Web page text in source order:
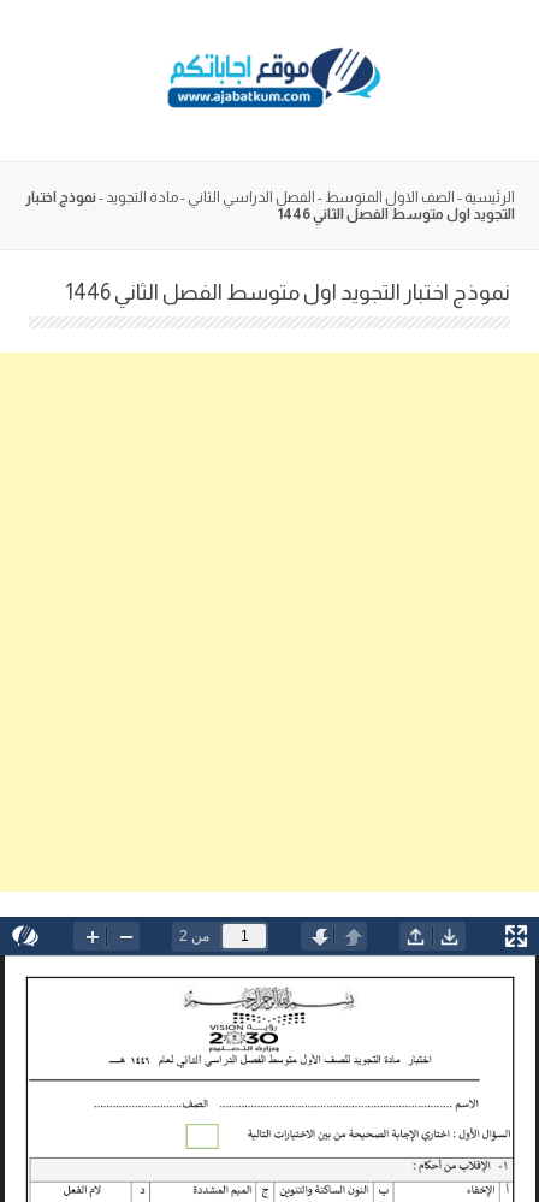
الرئيسية - الصف الاول المتوسط - الفصل الدراسي الثاني -مادة التجويد - نموذج اختبار
التجويد اول متوسط الفصل الثاني 1446
نموذج اختبار التجويد اول متوسط الفصل الثاني 1446